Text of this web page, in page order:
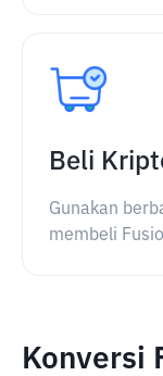
Beli
Gunakan
membeli
Konversi